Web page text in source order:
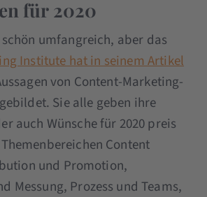
für 2020
umfangreich, aber das
Institute hat in seinem Artikel
von Content-Marketing-
Sie alle geben ihre
auch Wünsche für 2020 preis
Content
und Promotion,
Messung, Prozess und Teams,